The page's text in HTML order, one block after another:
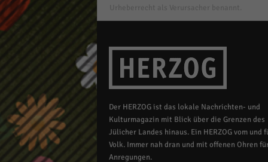
Der HERZOG ist das lokale Nachrichten- und
Kulturmagazin mit Blick über die Grenzen des
Jülicher Landes hinaus. Ein HERZOG vom und
Volk. Immer nah dran und mit offenen Ohren
Anregungen.